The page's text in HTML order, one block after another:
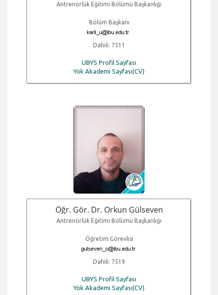
Antrenörlük Eğitimi Bölümü Başkanlığı
Bölüm Başkanı
Dahili: 7511
UBYS Profil Sayfası
Yök Akademi Sayfası(CV)
Öğr. Gör. Dr. Orkun Gülseven
Antrenörlük Eğitimi Bölümü Başkanlığı
Öğretim Görevlisi
Dahili: 7519
UBYS Profil Sayfası
Yök Akademi Sayfası(CV)